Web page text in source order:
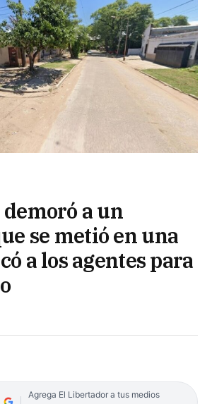
a un
se metió en una
a los agentes para
Agrega El Libertador a tus medios